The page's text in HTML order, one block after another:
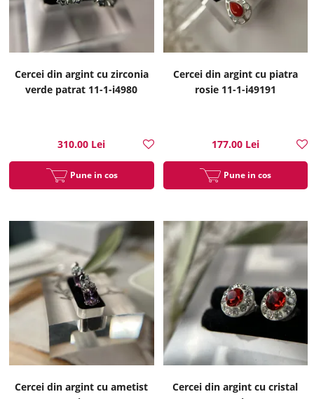
Cercei din argint cu zirconia
verde patrat 11-1-i4980
310.00 Lei
Pune in cos
Cercei din argint cu piatra
rosie 11-1-i49191
177.00 Lei
Pune in cos
Cercei din argint cu ametist
Cercei din argint cu cristal